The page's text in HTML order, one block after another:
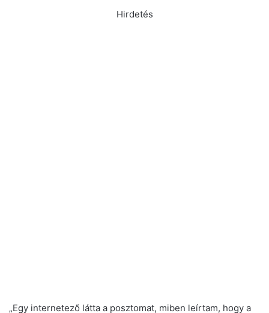
Hirdetés
„Egy internetező látta a posztomat, miben leírtam, hogy a